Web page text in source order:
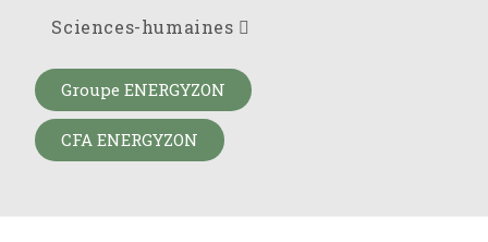
Sciences-humaines
Groupe ENERGYZON
CFA ENERGYZON